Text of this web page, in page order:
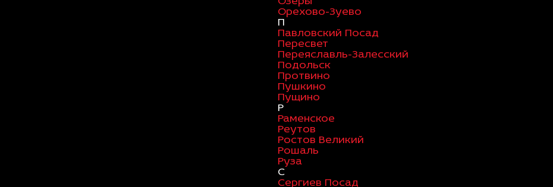
Орехово-Зуево
П
Павловский Посад
Пересвет
Переяславль-Залесский
Подольск
Протвино
Пушкино
Пущино
Р
Раменское
Реутов
Ростов Великий
Рошаль
Руза
С
Сергиев Посад